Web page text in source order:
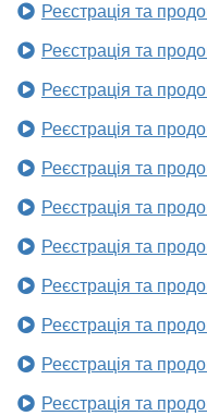
Реєстрація та
Реєстрація та
Реєстрація та
Реєстрація та
Реєстрація та
Реєстрація та
Реєстрація та
Реєстрація та
Реєстрація та
Реєстрація та
Реєстрація та